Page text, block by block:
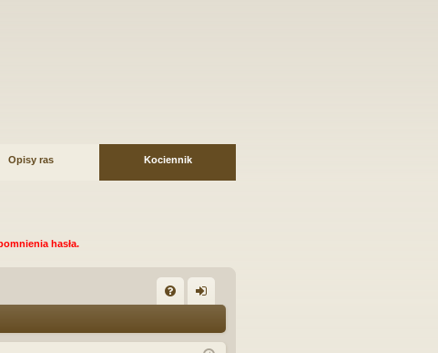
Opisy ras Kociennik
hasła.
Q og